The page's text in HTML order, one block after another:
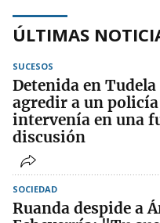
ÚLTIMAS
SUCESOS
Detenida en
agredir a un
intervenía en una
discusión
SOCIEDAD
Ruanda despide a